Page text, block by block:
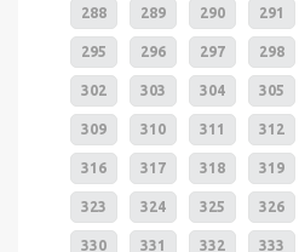
288 289 290 291
295 296 297 298
302 303 304 305
309 310 311 312
316 317 318 319
323 324 325 326
330 331 332 333